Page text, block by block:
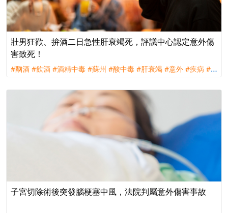
壯男狂歡、拚酒二日急性肝衰竭死，評議中心認定意外傷
害致死！
#酗酒 #飲酒 #酒精中毒 #蘇州 #酸中毒 #肝衰竭 #意外 #疾病 #
子宮切除術後突發腦梗塞中風，法院判屬意外傷害事故